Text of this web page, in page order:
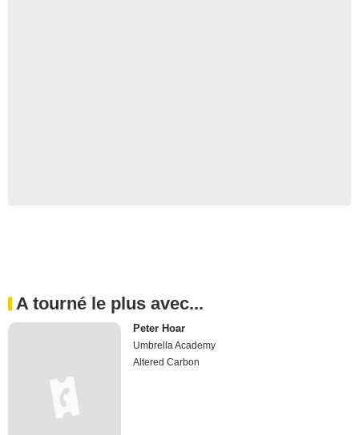
A tourné le plus avec...
Peter Hoar
Umbrella Academy
Altered Carbon